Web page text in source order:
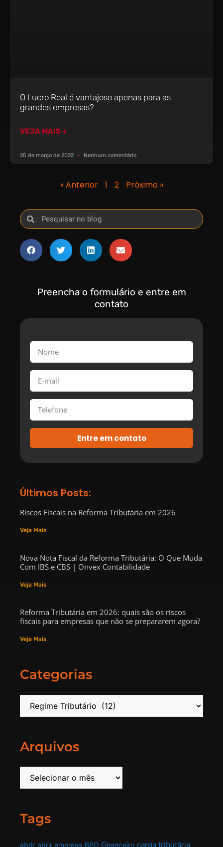
O Lucro Real é vantajoso apenas para as
grandes empresas?
VEJA MAIS +
25 de março de 2022 Nenhum comentário
« Anterior 1 2 Próximo »
Preencha o formulário e entre em
contato
Entre em contato
Últimos Posts:
Riscos Fiscais na Reforma Tributária em 2026
Veja Mais
Nova Nota Fiscal da Reforma Tributária: O Que Muda
Com IBS e CBS | Onvex Contabilidade
Veja Mais
Reforma Tributária em 2026: quais são os riscos
fiscais para empresas que não se prepararem agora?
Veja Mais
Categorias
Arquivos
Tags
abrir abrir empresa BPO Financeiro carga tributária